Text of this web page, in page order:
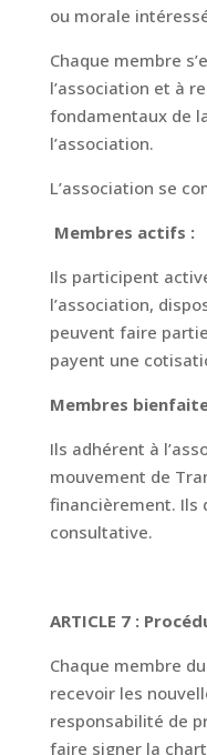
ou morale
Chaque membre
l’association et à
fondamentaux de
l’association.
L’association se
Membres actifs :
Ils participent
l’association,
peuvent faire
payent une
Membres
Ils adhérent à
mouvement de
financièrement. Ils
consultative.
ARTICLE 7 :
Chaque membre
recevoir les
responsabilité de
faire signer la